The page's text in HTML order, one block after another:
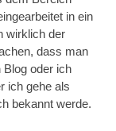
in ein
wirklich der
dass man
oder ich
ich gehe als
bekannt werde.